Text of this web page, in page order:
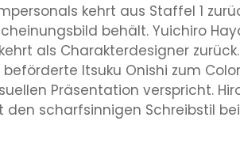
kehrt aus Staffel 1
behält. Yuichiro
kehrt als Charakterdesigner
Itsuku Onishi zum
Präsentation verspricht.
den scharfsinnigen Schreibstil